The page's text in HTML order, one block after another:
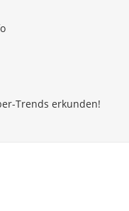
Trends erkunden!